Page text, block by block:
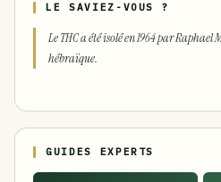
LE SAVIEZ-VOUS ?
Le THC a été isolé en 1964 par
hébraïque.
GUIDES EXPERTS